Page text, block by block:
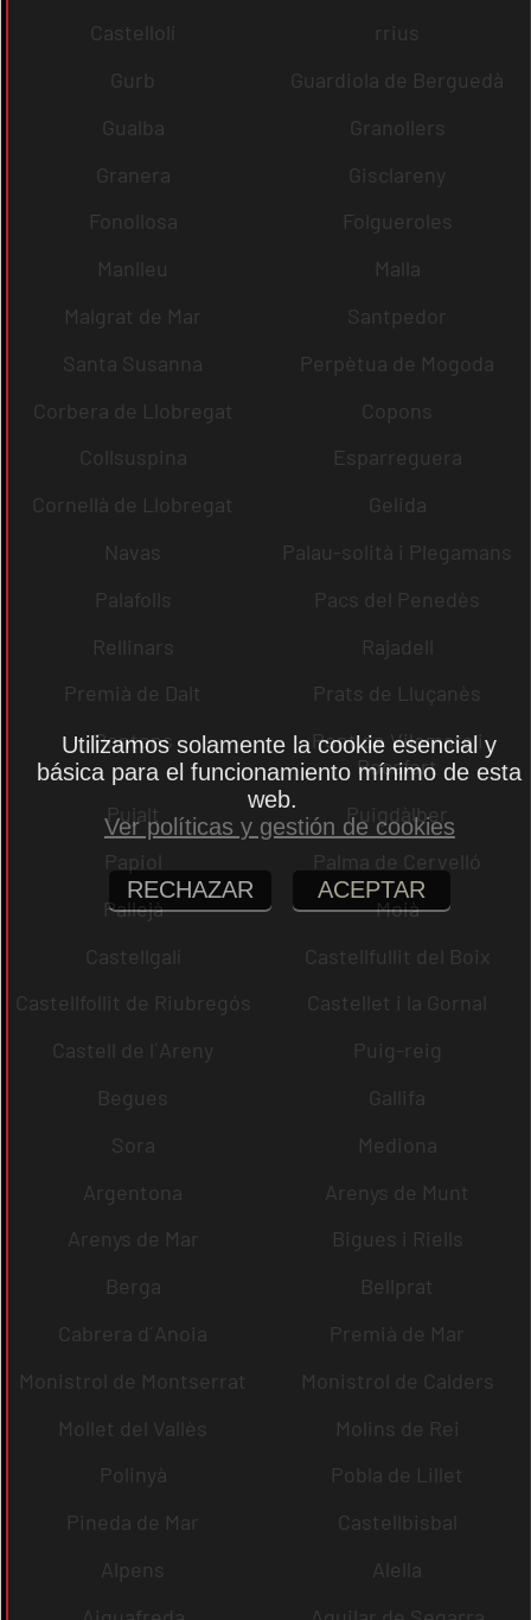
Castellolí
rrius
Gurb
Guardiola de Berguedà
Gualba
Granollers
Granera
Gisclareny
Fonollosa
Folgueroles
Manlleu
Malla
Malgrat de Mar
Santpedor
Santa Susanna
Perpètua de Mogoda
Corbera de Llobregat
Copons
Collsuspina
Esparreguera
Cornellà de Llobregat
Gelida
Navas
Palau-solità i Plegamans
Palafolls
Pacs del Penedès
Rellinars
Rajadell
Premià de Dalt
Prats de Lluçanès
Pontons
Pont de Vilomara i
Rocafort
Pujalt
Puigdàlber
Papiol
Palma de Cervelló
Pallejà
Moià
Castellgalí
Castellfullit del Boix
Castellfollit de Riubregós
Castellet i la Gornal
Castell de l´Areny
Puig-reig
Begues
Gallifa
Sora
Mediona
Argentona
Arenys de Munt
Arenys de Mar
Bigues i Riells
Berga
Bellprat
Cabrera d´Anoia
Premià de Mar
Monistrol de Montserrat
Monistrol de Calders
Mollet del Vallès
Molins de Rei
Polinyà
Pobla de Lillet
Pineda de Mar
Castellbisbal
Alpens
Alella
Utilizamos solamente la cookie esencial y
básica para el funcionamiento mínimo de esta
web.
Ver políticas y gestión de cookies
RECHAZAR ACEPTAR